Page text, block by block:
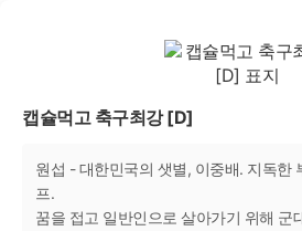
캡슐먹고 축구최강 [D]
원섭 - 대한민국의 샛별, 이중배. 지독한
프.
꿈을 접고 일반인으로 살아가기 위해 군